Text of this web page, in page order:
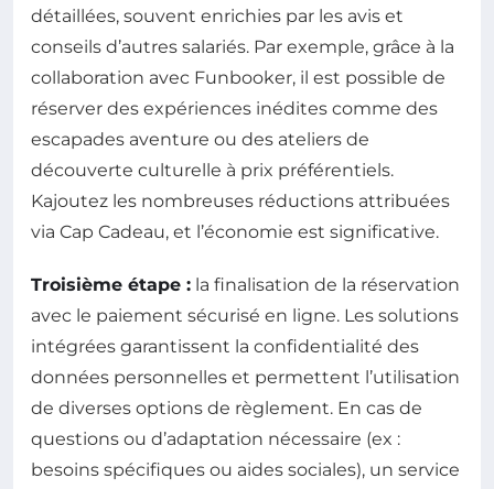
détaillées, souvent enrichies par les avis et
conseils d’autres salariés. Par exemple, grâce à la
collaboration avec Funbooker, il est possible de
réserver des expériences inédites comme des
escapades aventure ou des ateliers de
découverte culturelle à prix préférentiels.
Kajoutez les nombreuses réductions attribuées
via Cap Cadeau, et l’économie est significative.
Troisième étape : la finalisation de la réservation
avec le paiement sécurisé en ligne. Les solutions
intégrées garantissent la confidentialité des
données personnelles et permettent l’utilisation
de diverses options de règlement. En cas de
questions ou d’adaptation nécessaire (ex :
besoins spécifiques ou aides sociales), un service